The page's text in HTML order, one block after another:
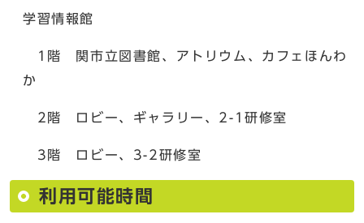
学習情報館
1階 関市立図書館、アトリウム、カフェほんわ
か
2階 ロビー、ギャラリー、2-1研修室
3階 ロビー、3-2研修室
利用可能時間